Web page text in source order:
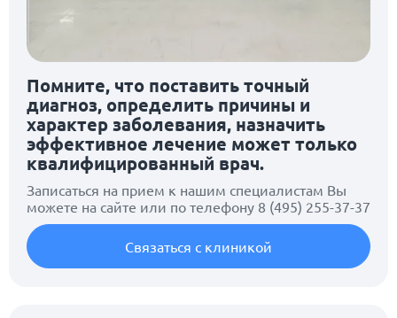
Помните, что поставить точный
диагноз, определить причины и
характер заболевания, назначить
эффективное лечение может только
квалифицированный врач.
Записаться на прием к нашим специалистам Вы
можете на сайте или по телефону 8 (495) 255-37-37
Связаться с клиникой